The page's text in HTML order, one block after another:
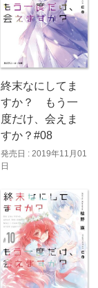
終末なにしてま
すか？ もう一
度だけ、会えま
すか？#08
発売日 : 2019年11月01
日